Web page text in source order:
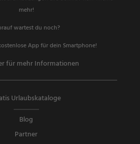
mehr!
wartest du noch?
App für dein Smartphone!
für mehr Informationen
Urlaubskataloge
Blog
Partner